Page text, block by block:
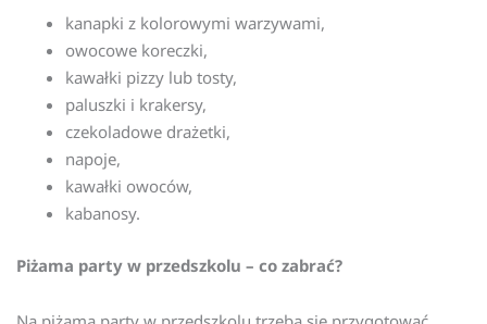
kanapki z kolorowymi warzywami,
owocowe koreczki,
kawałki pizzy lub tosty,
paluszki i krakersy,
czekoladowe drażetki,
napoje,
kawałki owoców,
kabanosy.
Piżama party w przedszkolu – co zabrać?